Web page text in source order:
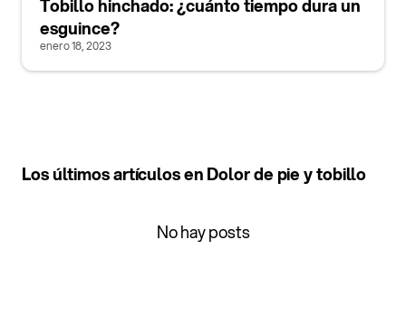
Tobillo hinchado: ¿cuánto tiempo dura un
esguince?
enero 18, 2023
Los últimos artículos en Dolor de pie y tobillo
No hay posts